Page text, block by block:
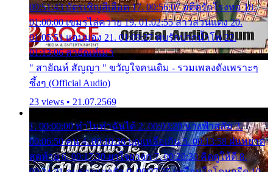
00:51:43 บัตรเชิญสีเลือด 17. 00:56:07 อดีตรักโรงทอ 18.
01:00:00 เขมรไล่ควาย 19. 01:02:55 สาวสวนแตง 20.
01:05:51 แอบมอง 21. 01:09:27 พบรักปากน้ำโพ 22.
01:13:06 สายัณห์เมา
" สายัณห์ สัญญา " ขวัญใจคนเดิม - รวมเพลงดังเพราะๆ
ซึ้งๆ (Official Audio)
23 views • 21.07.2569
1. 00:00:00 ทำไมทำฉันได้ 2. 00:03:20 นางฟ้าสลัม 3.
00:06:50 คน 4. 00:10:36 บุญเหลือเกิน 5. 00:13:58 ฝนหยาด
สุดท้าย 6. 00:17:30 ยาใจยาจก 7. 00:20:30 คิดดูให้ดี 8.